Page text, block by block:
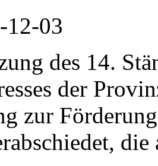
12-03
des 14.
der
zur